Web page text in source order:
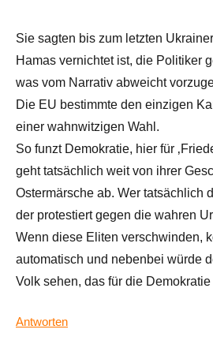
Sie sagten bis zum letzten
Hamas vernichtet ist, die Politiker
was vom Narrativ abweicht
Die EU bestimmte den einzigen
einer wahnwitzigen Wahl.
So funzt Demokratie, hier für
geht tatsächlich weit von ihrer
Ostermärsche ab. Wer tatsächlich
der protestiert gegen die wahren
Wenn diese Eliten verschwinden,
automatisch und nebenbei würde
Volk sehen, das für die Demokratie
Antworten